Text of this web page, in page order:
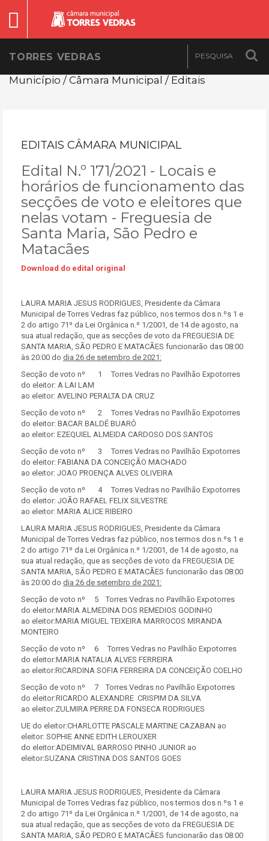
TORRES VEDRAS
Município / Câmara Municipal / Editais
EDITAIS CÂMARA MUNICIPAL
Edital N.º 171/2021 - Locais e
horários de funcionamento das
secções de voto e eleitores que
nelas votam - Freguesia de
Santa Maria, São Pedro e
Matacães
Download do edital original
LAURA MARIA JESUS RODRIGUES, Presidente da Câmara
Municipal de Torres Vedras faz público, nos termos dos n.ºs 1 e
2 do artigo 71º da Lei Orgânica n.º 1/2001, de 14 de agosto, na
sua atual redação, que as secções de voto da FREGUESIA DE
SANTA MARIA, SÃO PEDRO E MATACÃES funcionarão das 08:00
às 20:00 do dia 26 de setembro de 2021:
Secção de voto nº 1 Torres Vedras no Pavilhão Expotorres
do eleitor: A LAI LAM
ao eleitor: AVELINO PERALTA DA CRUZ
Secção de voto nº 2 Torres Vedras no Pavilhão Expotorres
do eleitor: BACAR BALDÉ BUARÓ
ao eleitor: EZEQUIEL ALMEIDA CARDOSO DOS SANTOS
Secção de voto nº 3 Torres Vedras no Pavilhão Expotorres
do eleitor: FABIANA DA CONCEIÇÃO MACHADO
ao eleitor: JOAO PROENÇA ALVES OLIVEIRA
Secção de voto nº 4 Torres Vedras no Pavilhão Expotorres
do eleitor: JOÃO RAFAEL FELIX SILVESTRE
ao eleitor: MARIA ALICE RIBEIRO
LAURA MARIA JESUS RODRIGUES, Presidente da Câmara
Municipal de Torres Vedras faz público, nos termos dos n.ºs 1 e
2 do artigo 71º da Lei Orgânica n.º 1/2001, de 14 de agosto, na
sua atual redação, que as secções de voto da FREGUESIA DE
SANTA MARIA, SÃO PEDRO E MATACÃES funcionarão das 08:00
às 20:00 do dia 26 de setembro de 2021:
Secção de voto nº 5 Torres Vedras no Pavilhão Expotorres
do eleitor:MARIA ALMEDINA DOS REMEDIOS GODINHO
ao eleitor:MARIA MIGUEL TEIXEIRA MARROCOS MIRANDA
MONTEIRO
Secção de voto nº 6 Torres Vedras no Pavilhão Expotorres
do eleitor:MARIA NATALIA ALVES FERREIRA
ao eleitor:RICARDINA SOFIA FERREIRA DA CONCEIÇÃO COELHO
Secção de voto nº 7 Torres Vedras no Pavilhão Expotorres
do eleitor:RICARDO ALEXANDRE CRISPIM DA SILVA
ao eleitor:ZULMIRA PERRE DA FONSECA RODRIGUES
UE do eleitor:CHARLOTTE PASCALE MARTINE CAZABAN ao
eleitor: SOPHIE ANNE EDITH LEROUXER
do eleitor:ADEIMIVAL BARROSO PINHO JUNIOR ao
eleitor:SUZANA CRISTINA DOS SANTOS GOES
LAURA MARIA JESUS RODRIGUES, Presidente da Câmara
Municipal de Torres Vedras faz público, nos termos dos n.ºs 1 e
2 do artigo 71º da Lei Orgânica n.º 1/2001, de 14 de agosto, na
sua atual redação, que as secções de voto da FREGUESIA DE
SANTA MARIA, SÃO PEDRO E MATACÃES funcionarão das 08:00